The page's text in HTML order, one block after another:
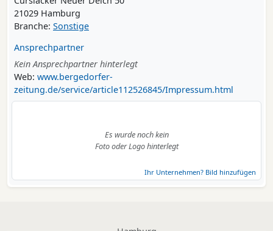
21029 Hamburg
Branche: Sonstige
Ansprechpartner
Kein Ansprechpartner hinterlegt
Web: www.bergedorfer-
zeitung.de/service/article112526845/Impressum.html
Es wurde noch kein
Foto oder Logo hinterlegt
Ihr Unternehmen? Bild hinzufügen